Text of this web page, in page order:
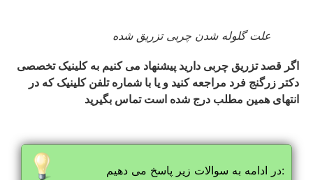
علت گلوله شدن چربی تزریق شده
اگر قصد تزریق چربی دارید پیشنهاد می کنیم به کلینیک تخصصی
دکتر زرگنج فرد مراجعه کنید و یا با شماره تلفن کلینیک که در
انتهای همین مطلب درج شده است تماس بگیرید
در ادامه به سوالات زیر پاسخ می دهیم: